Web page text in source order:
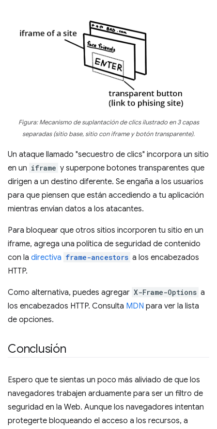
Figura: Mecanismo de suplantación de clics ilustrado en 3 capas
separadas (sitio base, sitio con iframe y botón transparente).
Un ataque llamado "secuestro de clics" incorpora un sitio
en un iframe y superpone botones transparentes que
dirigen a un destino diferente. Se engaña a los usuarios
para que piensen que están accediendo a tu aplicación
mientras envían datos a los atacantes.
Para bloquear que otros sitios incorporen tu sitio en un
iframe, agrega una política de seguridad de contenido
con la directiva frame-ancestors a los encabezados
HTTP.
Como alternativa, puedes agregar X-Frame-Options a
los encabezados HTTP. Consulta MDN para ver la lista
de opciones.
Conclusión
Espero que te sientas un poco más aliviado de que los
navegadores trabajen arduamente para ser un filtro de
seguridad en la Web. Aunque los navegadores intentan
protegerte bloqueando el acceso a los recursos, a